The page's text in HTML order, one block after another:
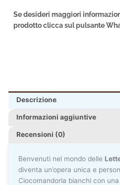
Se desideri maggiori
prodotto clicca sul pulsante
Descrizione
Informazioni aggiuntive
Recensioni (0)
Benvenuti nel mondo delle
diventa un’opera unica e
Ciocomandorla bianchi con